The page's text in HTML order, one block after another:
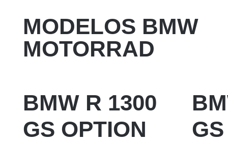
MODELOS BMW
MOTORRAD
BMW R 1300
GS OPTION
GS